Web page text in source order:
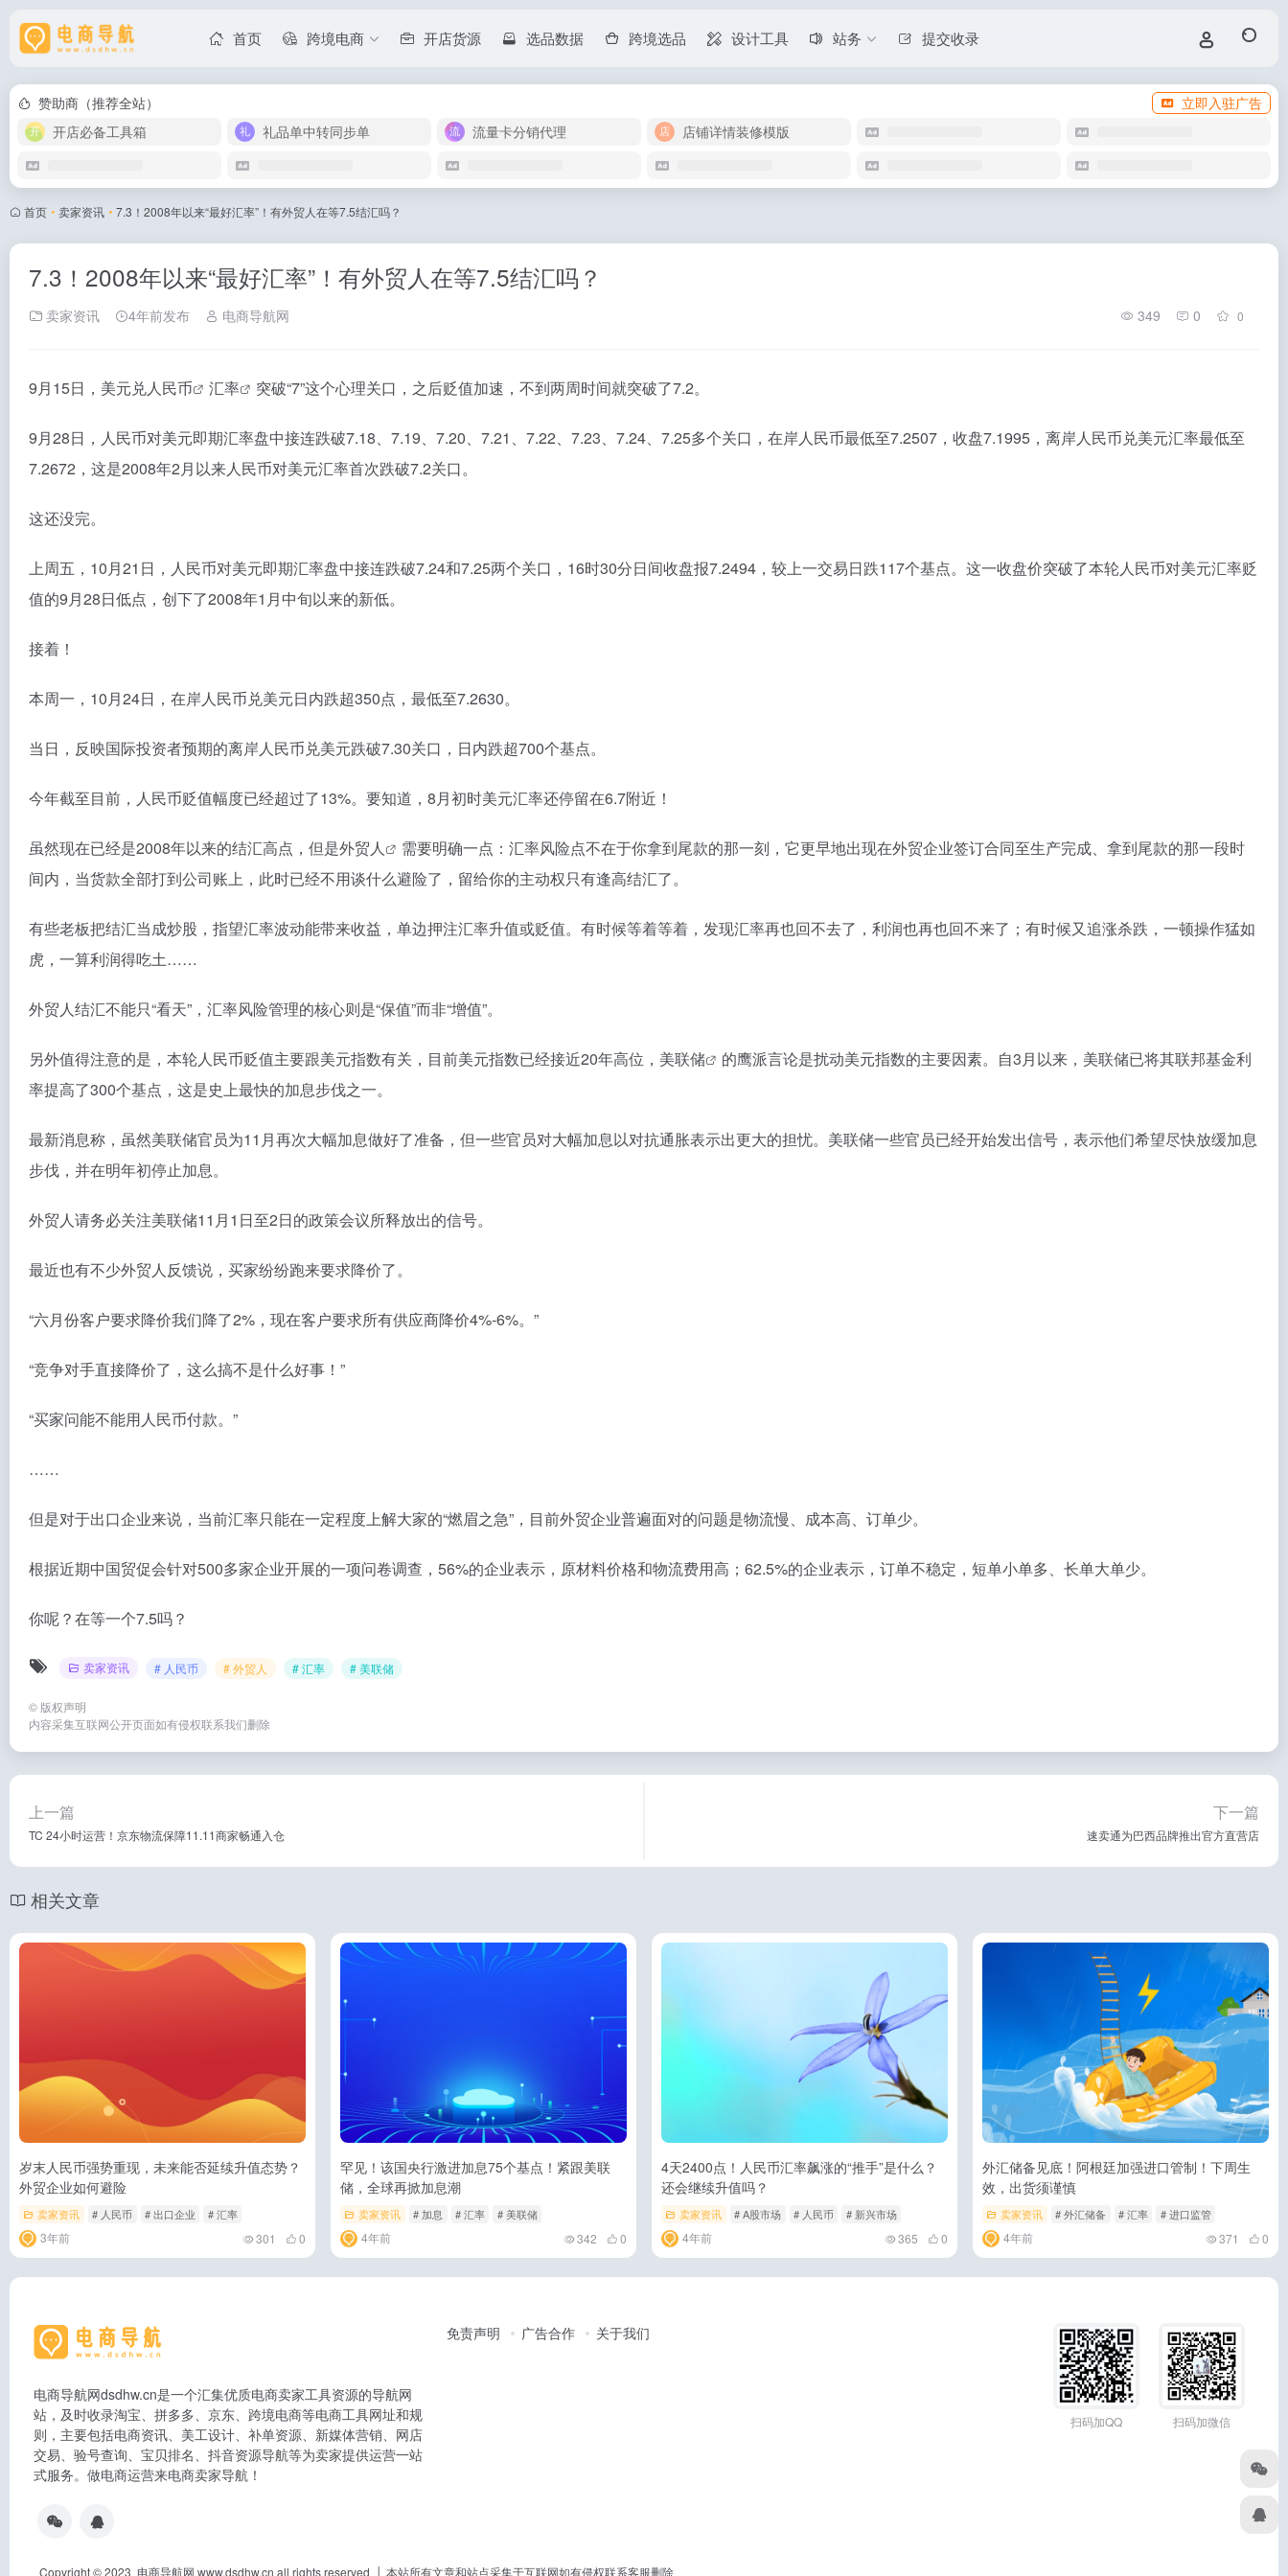
首页 跨境电商 开店货源 选品数据 跨境选品 设计工具 站务 提交收录
赞助商（推荐全站）
立即入驻广告
开店必备工具箱
礼品单中转同步单 流量卡分销代理 店铺详情装修模版
首页 • 卖家资讯 • 7.3！2008年以来“最好汇率”！有外贸人在等7.5结汇吗？
7.3！2008年以来“最好汇率”！有外贸人在等7.5结汇吗？
卖家资讯 4年前发布 电商导航网 349 0 0
9月15日，美元兑人民币 汇率 突破“7”这个心理关口，之后贬值加速，不到两周时间就突破了7.2。
9月28日，人民币对美元即期汇率盘中接连跌破7.18、7.19、7.20、7.21、7.22、7.23、7.24、7.25多个关口，在岸人民币最低至7.2507，收盘7.1995，离岸人民币兑美元汇率最低至
7.2672，这是2008年2月以来人民币对美元汇率首次跌破7.2关口。
这还没完。
上周五，10月21日，人民币对美元即期汇率盘中接连跌破7.24和7.25两个关口，16时30分日间收盘报7.2494，较上一交易日跌117个基点。这一收盘价突破了本轮人民币对美元汇率贬
值的9月28日低点，创下了2008年1月中旬以来的新低。
接着！
本周一，10月24日，在岸人民币兑美元日内跌超350点，最低至7.2630。
当日，反映国际投资者预期的离岸人民币兑美元跌破7.30关口，日内跌超700个基点。
今年截至目前，人民币贬值幅度已经超过了13%。要知道，8月初时美元汇率还停留在6.7附近！
虽然现在已经是2008年以来的结汇高点，但是外贸人
需要明确一点：汇率风险点不在于你拿到尾款的那一刻，它更早地出现在外贸企业签订合同至生产完成、拿到尾款的那一段时
间内，当货款全部打到公司账上，此时已经不用谈什么避险了，留给你的主动权只有逢高结汇了。
有些老板把结汇当成炒股，指望汇率波动能带来收益，单边押注汇率升值或贬值。有时候等着等着，发现汇率再也回不去了，利润也再也回不来了；有时候又追涨杀跌，一顿操作猛如
虎，一算利润得吃土……
外贸人结汇不能只“看天”，汇率风险管理的核心则是“保值”而非“增值”。
另外值得注意的是，本轮人民币贬值主要跟美元指数有关，目前美元指数已经接近20年高位， 美联储
的鹰派言论是扰动美元指数的主要因素。自3月以来，美联储已将其联邦基金利
率提高了300个基点，这是史上最快的加息步伐之一。
最新消息称，虽然美联储官员为11月再次大幅加息做好了准备，但一些官员对大幅加息以对抗通胀表示出更大的担忧。美联储一些官员已经开始发出信号，表示他们希望尽快放缓加息
步伐，并在明年初停止加息。
外贸人请务必关注美联储11月1日至2日的政策会议所释放出的信号。
最近也有不少外贸人反馈说，买家纷纷跑来要求降价了。
“六月份客户要求降价我们降了2%，现在客户要求所有供应商降价4%-6%。”
“竞争对手直接降价了，这么搞不是什么好事！”
“买家问能不能用人民币付款。”
……
但是对于出口企业来说，当前汇率只能在一定程度上解大家的“燃眉之急”，目前外贸企业普遍面对的问题是物流慢、成本高、订单少。
根据近期中国贸促会针对500多家企业开展的一项问卷调查，56%的企业表示，原材料价格和物流费用高；62.5%的企业表示，订单不稳定，短单小单多、长单大单少。
你呢？在等一个7.5吗？
卖家资讯 # 人民币 # 外贸人 # 汇率 # 美联储
© 版权声明
内容采集互联网公开页面如有侵权联系我们删除
上一篇
TC 24小时运营！京东物流保障11.11商家畅通入仓
下一篇
速卖通为巴西品牌推出官方直营店
相关文章
岁末人民币强势重现，未来能否延续升值态势？
外贸企业如何避险
卖家资讯 # 人民币 # 出口企业 # 汇率
3年前 301 0
罕见！该国央行激进加息75个基点！紧跟美联
储，全球再掀加息潮
卖家资讯 # 加息 # 汇率 # 美联储
4年前 342 0
4天2400点！人民币汇率飙涨的“推手”是什么？
还会继续升值吗？
卖家资讯 # A股市场 # 人民币 # 新兴市场
4年前 365 0
外汇储备见底！阿根廷加强进口管制！下周生
效，出货须谨慎
卖家资讯 # 外汇储备 # 汇率 # 进口监管
4年前 371 0
电商导航网dsdhw.cn是一个汇集优质电商卖家工具资源的导航网
站，及时收录淘宝、拼多多、京东、跨境电商等电商工具网址和规
则，主要包括电商资讯、美工设计、补单资源、新媒体营销、网店
交易、验号查询、宝贝排名、抖音资源导航等为卖家提供运营一站
式服务。做电商运营来电商卖家导航！
免责声明 广告合作 关于我们
扫码加QQ 扫码加微信
Copyright © 2023 电商导航网 www.dsdhw.cn all rights reserved │ 本站所有文章和站点采集于互联网如有侵权联系客服删除